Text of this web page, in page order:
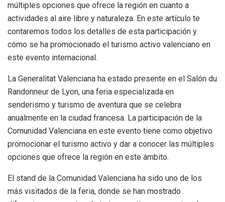
múltiples opciones que ofrece la región en cuanto a
actividades al aire libre y naturaleza. En este artículo te
contaremos todos los detalles de esta participación y
cómo se ha promocionado el turismo activo valenciano en
este evento internacional.
La Generalitat Valenciana ha estado presente en el Salón du
Randonneur de Lyon, una feria especializada en
senderismo y turismo de aventura que se celebra
anualmente en la ciudad francesa. La participación de la
Comunidad Valenciana en este evento tiene como objetivo
promocionar el turismo activo y dar a conocer las múltiples
opciones que ofrece la región en este ámbito.
El stand de la Comunidad Valenciana ha sido uno de los
más visitados de la feria, donde se han mostrado